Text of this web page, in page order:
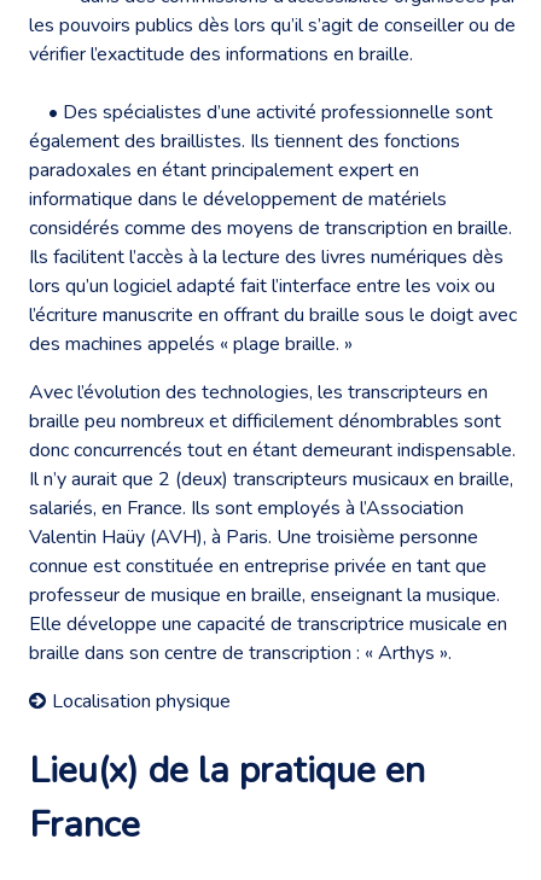
les pouvoirs publics dès lors qu’il s’agit de conseiller ou de
vérifier l’exactitude des informations en braille.
• Des spécialistes d’une activité professionnelle sont
également des braillistes. Ils tiennent des fonctions
paradoxales en étant principalement expert en
informatique dans le développement de matériels
considérés comme des moyens de transcription en braille.
Ils facilitent l’accès à la lecture des livres numériques dès
lors qu’un logiciel adapté fait l’interface entre les voix ou
l’écriture manuscrite en offrant du braille sous le doigt avec
des machines appelés « plage braille. »
Avec l’évolution des technologies, les transcripteurs en
braille peu nombreux et difficilement dénombrables sont
donc concurrencés tout en étant demeurant indispensable.
Il n’y aurait que 2 (deux) transcripteurs musicaux en braille,
salariés, en France. Ils sont employés à l’Association
Valentin Haüy (AVH), à Paris. Une troisième personne
connue est constituée en entreprise privée en tant que
professeur de musique en braille, enseignant la musique.
Elle développe une capacité de transcriptrice musicale en
braille dans son centre de transcription : « Arthys ».
Localisation physique
Lieu(x) de la pratique en
France